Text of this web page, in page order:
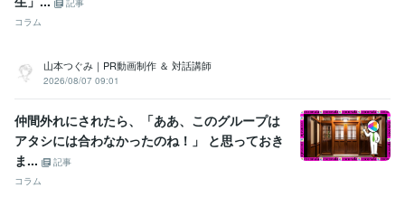
記事
コラム
山本つぐみ｜PR動画制作 ＆ 対話講師
2026/08/07 09:01
仲間外れにされたら、「ああ、このグループは
アタシには合わなかったのね！」 と思っておき
ま...
記事
コラム